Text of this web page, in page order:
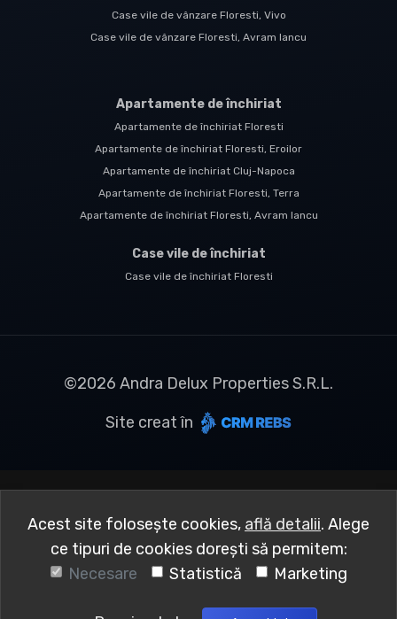
Case vile de vânzare Floresti, Vivo
Case vile de vânzare Floresti, Avram Iancu
Apartamente de închiriat
Apartamente de închiriat Floresti
Apartamente de închiriat Floresti, Eroilor
Apartamente de închiriat Cluj-Napoca
Apartamente de închiriat Floresti, Terra
Apartamente de închiriat Floresti, Avram Iancu
Case vile de închiriat
Case vile de închiriat Floresti
©2026 Andra Delux Properties S.R.L.
Site creat în
Acest site folosește cookies, află detalii. Alege
ce tipuri de cookies dorești să permitem:
Necesare
Statistică Marketing